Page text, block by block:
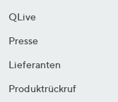
QLive
Presse
Lieferanten
Produktrückruf